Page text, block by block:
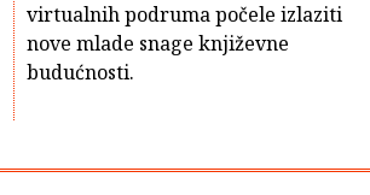
virtualnih podruma počele izlaziti
nove mlade snage književne
budućnosti.